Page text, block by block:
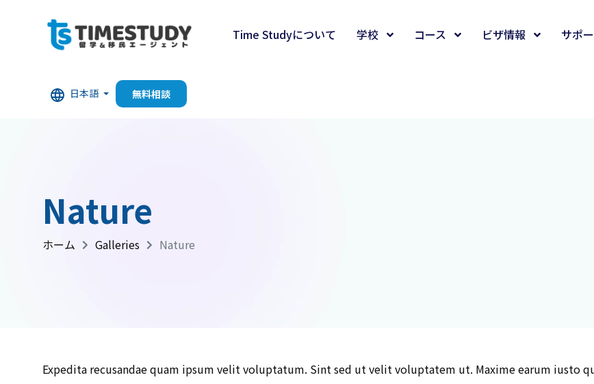
Time Studyについて 学校 コース ビザ情報 サポ
日本語 無料相談
Nature
ホーム Galleries Nature
Expedita recusandae quam ipsum velit voluptatum. Sint sed ut velit voluptatem ut. Maxime earum iusto